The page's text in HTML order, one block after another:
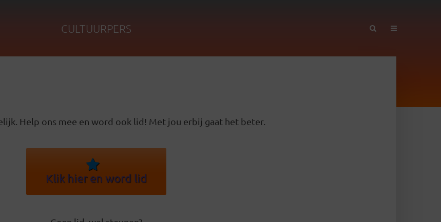
CULTUURPERS
Help ons mee en word ook lid! Met jou erbij gaat het beter.
Klik hier en word lid